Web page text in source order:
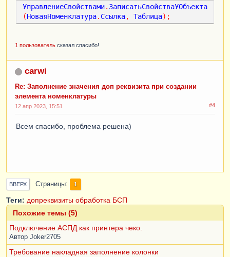
Справочники.Номенклатура.НайтиПоНаименованию(
НоваяНоменклатура. Наименование);
(СозданнаяНоменклатура
Возврат НоменклатураСоздана
КонецФункции
УправлениеСвойствами. ЗаписатьСвойстваУОбъекта
(НоваяНоменклатура. Ссылка, Таблица);
1 пользователь сказал спасибо!
carwi
Re: Заполнение значения доп реквизита при создании
элемента номенклатуры
#4
12 апр 2023, 15:51
Всем спасибо, проблема решена)
ВВЕРХ Страницы 1
Теги: допреквизиты обработка БСП
Похожие темы (5)
Подключение АСПД как принтера чеко.
Автор Joker2705
Требование накладная заполнение колонки